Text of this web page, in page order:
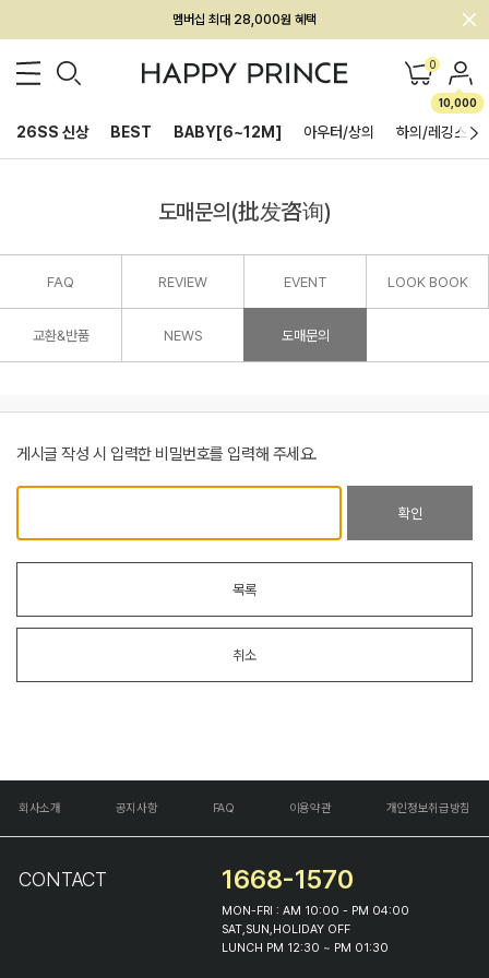
멤버십 최대 28,000원 혜택
0
10,000
26SS 신상 BEST BABY[6~12M] 아우터/상의 하의/레깅스
도매문의(批发咨询)
FAQ REVIEW EVENT LOOK BOOK
교환&반품 NEWS 도매문의
게시글 작성 시 입력한 비밀번호를 입력해 주세요.
확인
목록
취소
회사소개 공지사항 FAQ 이용약관 개인정보취급방침
CONTACT 1668-1570
MON-FRI : AM 10:00 - PM 04:00
SAT,SUN,HOLIDAY OFF
LUNCH PM 12:30 ~ PM 01:30